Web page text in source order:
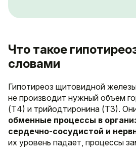
Что такое
словами
Гипотиреоз щитовидной
не производит нужный объем
(Т4) и трийодтиронина (Т3).
обменные процессы в
сердечно-сосудистой и
их уровень падает, процессы